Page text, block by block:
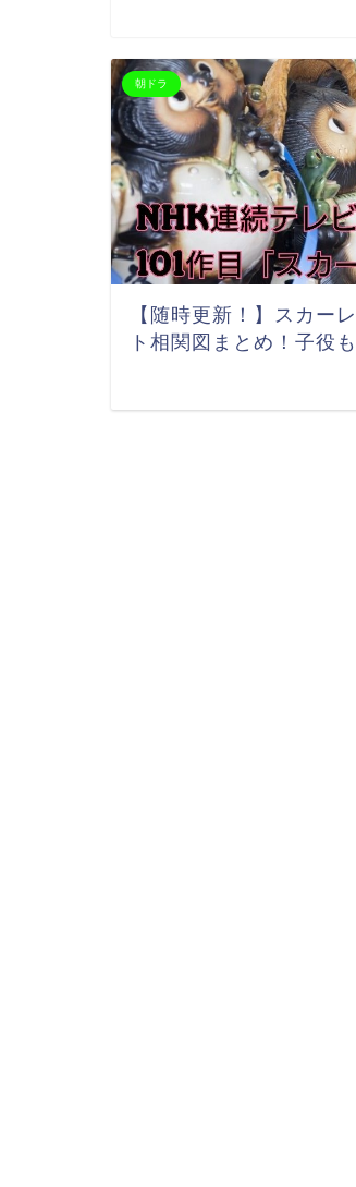
朝ドラ
【随時更新！】スカー
ト相関図まとめ！子役